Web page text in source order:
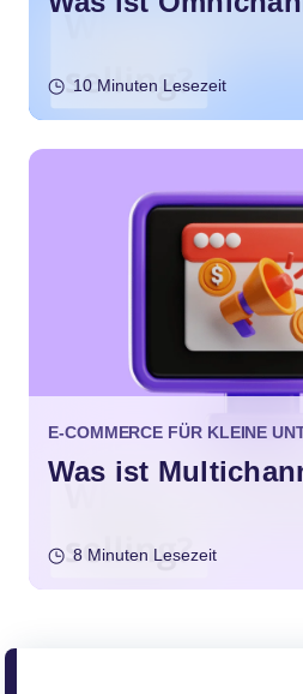
10 Minuten Lesezeit
E-COMMERCE FÜR KLEINE
Was ist
8 Minuten Lesezeit